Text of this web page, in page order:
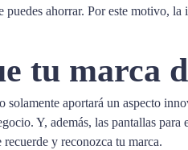
ahorrar. Por este motivo,
tu marca
aportará un aspecto
Y, además, las pantallas
y reconozca tu marca.